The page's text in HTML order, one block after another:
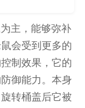
主，能够弥补
会受到更多的
制效果，它的
御能力。本身
转桶盖后它被